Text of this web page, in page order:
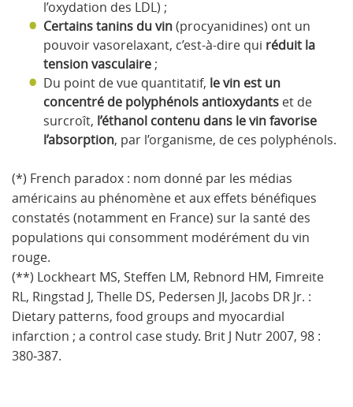
l’oxydation des LDL) ;
Certains tanins du vin(procyanidines) ont un
pouvoir vasorelaxant, c’est-à-dire qui réduit la
tension vasculaire ;
Du point de vue quantitatif, le vin est un
concentré de polyphénols antioxydants et de
surcroît, l’éthanol contenu dans le vin favorise
l’absorption, par l’organisme, de ces polyphénols.
(*) French paradox : nom donné par les médias
américains au phénomène et aux effets bénéfiques
constatés (notamment en France) sur la santé des
populations qui consomment modérément du vin
rouge.
(**) Lockheart MS, Steffen LM, Rebnord HM, Fimreite
RL, Ringstad J, Thelle DS, Pedersen JI, Jacobs DR Jr. :
Dietary patterns, food groups and myocardial
infarction ; a control case study. Brit J Nutr 2007, 98 :
380‐387.